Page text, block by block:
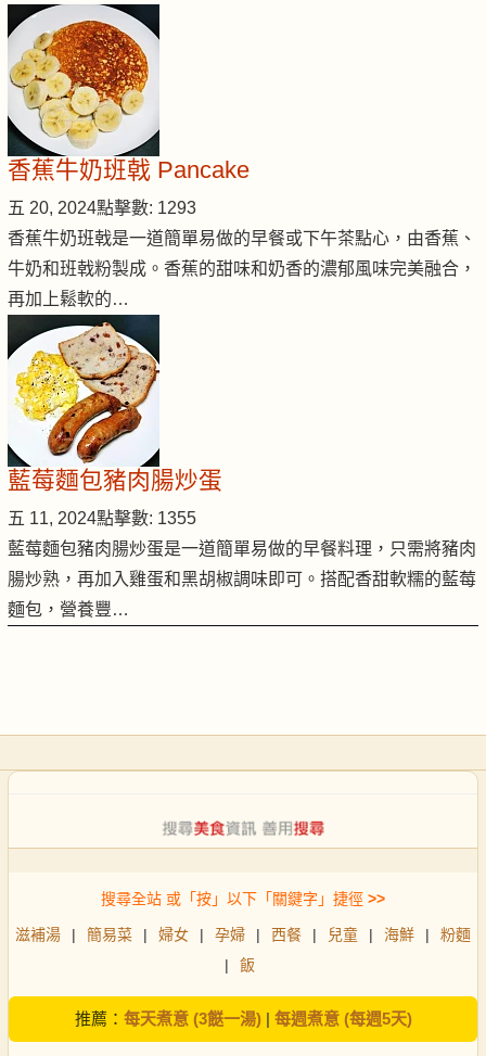
香蕉牛奶班戟 Pancake
五 20, 2024點擊數: 1293
香蕉牛奶班戟是一道簡單易做的早餐或下午茶點心，由香蕉、
牛奶和班戟粉製成。香蕉的甜味和奶香的濃郁風味完美融合，
再加上鬆軟的…
藍莓麵包豬肉腸炒蛋
五 11, 2024點擊數: 1355
藍莓麵包豬肉腸炒蛋是一道簡單易做的早餐料理，只需將豬肉
腸炒熟，再加入雞蛋和黑胡椒調味即可。搭配香甜軟糯的藍莓
麵包，營養豐…
搜尋全站 或「按」以下「關鍵字」捷徑 >>
滋補湯 | 簡易菜 | 婦女 | 孕婦 | 西餐 | 兒童 | 海鮮 |
粉麵
|
飯
推薦： 每天煮意 (3餸一湯)| 每週煮意 (每週5天)